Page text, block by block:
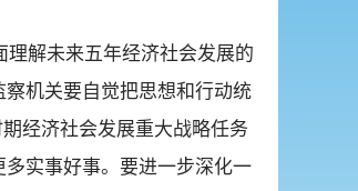
解未来五年经济社会发展的
机关要自觉把思想和行动统
经济社会发展重大战略任务
实事好事。要进一步深化一